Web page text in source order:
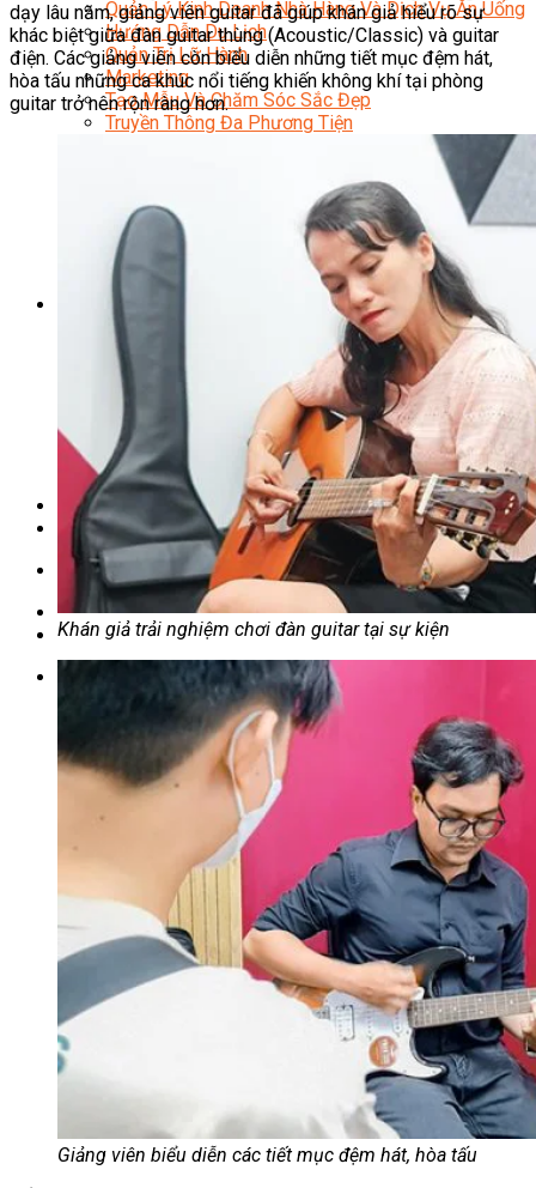
Quản Lý Kinh Doanh Nhà Hàng Và Dịch Vụ Ăn Uống
Hướng Dẫn Du Lịch
Quản Trị Lữ Hành
Marketing
Tạo Mẫu Và Chăm Sóc Sắc Đẹp
Truyền Thông Đa Phương Tiện
Âm Nhạc
Điện Công Nghiệp Và Dân Dụng
Văn Hóa Phổ Thông
Nâng Cao Năng Lực Tiếng Anh – Chuẩn TOEIC
Tin Tức
HỌC BỔNG 2026
Học kỹ năng
Đào Tạo Nghề
Hoạt Động
Văn Hóa Ẩm Thực Việt Nam
Sự Kiện Hướng Nghiệp Á Âu
Siêu Thị ĐVP Market
Chưa có sản phẩm trong giỏ hàng.
Giỏ hàng
Chưa có sản phẩm trong giỏ hàng.
dạy lâu năm, giảng viên guitar đã giúp khán giả hiểu rõ sự
khác biệt giữa đàn guitar thùng (Acoustic/Classic) và guitar
điện. Các giảng viên còn biểu diễn những tiết mục đệm hát,
hòa tấu những ca khúc nổi tiếng khiến không khí tại phòng
guitar trở nên rộn ràng hơn.
Khán giả trải nghiệm chơi đàn guitar tại sự kiện
Giảng viên biểu diễn các tiết mục đệm hát, hòa tấu